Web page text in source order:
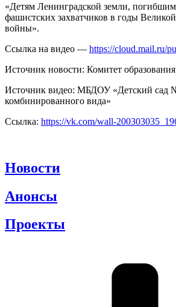
«Детям Ленинградской земли,
фашистских захватчиков в годы
войны».
Ссылка на видео — https://cloud.mail.ru/
Источник новости: Комитет
Источник видео: МБДОУ «Детский сад
комбинированного вида»
Ссылка: https://vk.com/wall-
Новости
Анонсы
Проекты